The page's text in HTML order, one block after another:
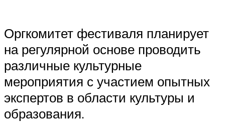
Оргкомитет фестиваля планирует
на регулярной основе проводить
различные культурные
мероприятия с участием опытных
экспертов в области культуры и
образования.